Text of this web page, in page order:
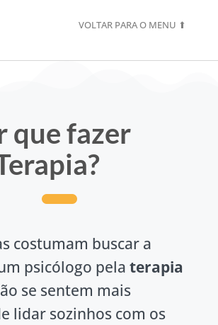
VOLTAR PARA O MENU ⬆
que fazer
costumam buscar a
psicólogo pela terapia
se sentem mais
lidar sozinhos com os